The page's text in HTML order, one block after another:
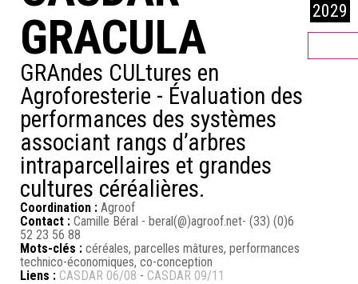
GRACULA
GRAndes CULtures en
Agroforesterie - Évaluation des
performances des systèmes
associant rangs d’arbres
intraparcellaires et grandes
cultures céréalières.
Coordination : Agroof
Contact : Camille Béral - beral(@)agroof.net- (33) (0)6
52 23 56 88
Mots-clés : céréales, parcelles mâtures, performances
technico-économiques, co-conception
Liens : CASDAR 06/08 - CASDAR 09/11
2029